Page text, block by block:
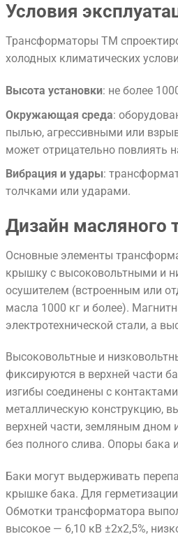
Условия
Трансформаторы ТМ
холодных климатических
Высота установки: не более
Окружающая среда:
пылью, агрессивными или
может отрицательно повлиять
Вибрация и удары:
толчками или ударами.
Дизайн масляного
Основные элементы
крышку с высоковольтными и
осушителем (встроенным или
масла 1000 кг и более).
электротехнической стали, а
Высоковольтные и
фиксируются в верхней части
изгибы соединены с
металлическую конструкцию,
верхней части, земляным дном
без полного слива. Опоры бака
Баки могут выдерживать
крышке бака. Для
Обмотки трансформатора
высокое — 6,10 кВ ±2x2,5%,